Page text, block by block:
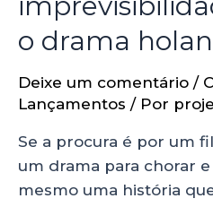
o drama
Deixe um comentário /
Lançamentos / Por
Se a procura é por um
um drama para chorar
mesmo uma história